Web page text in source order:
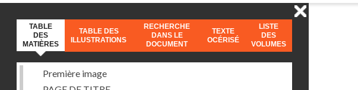
TABLE
DES
MATIÈRES
TABLE DES
ILLUSTRATIONS
RECHERCHE
DANS LE
DOCUMENT
TEXTE
OCÉRISÉ
LISTE
DES
VOLUMES
Première image